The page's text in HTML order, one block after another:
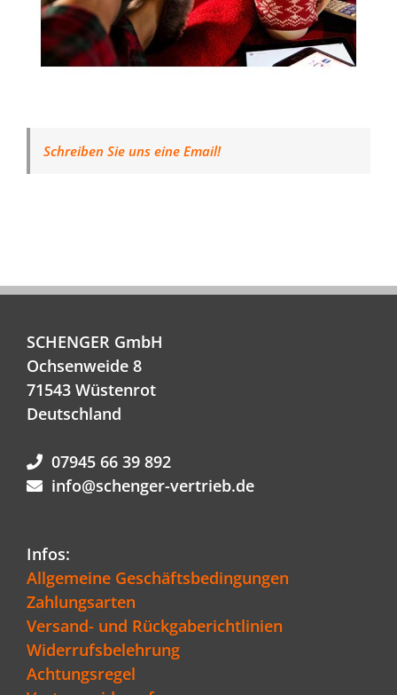
Schreiben Sie uns eine Email!
SCHENGER GmbH
Ochsenweide 8
71543 Wüstenrot
Deutschland
07945 66 39 892
info@schenger-vertrieb.de
Infos:
Allgemeine Geschäftsbedingungen
Zahlungsarten
Versand- und Rückgaberichtlinien
Widerrufsbelehrung
Achtungsregel